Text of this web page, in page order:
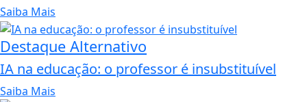
Saiba Mais
Destaque Alternativo
IA na educação: o professor é insubstituível
Saiba Mais